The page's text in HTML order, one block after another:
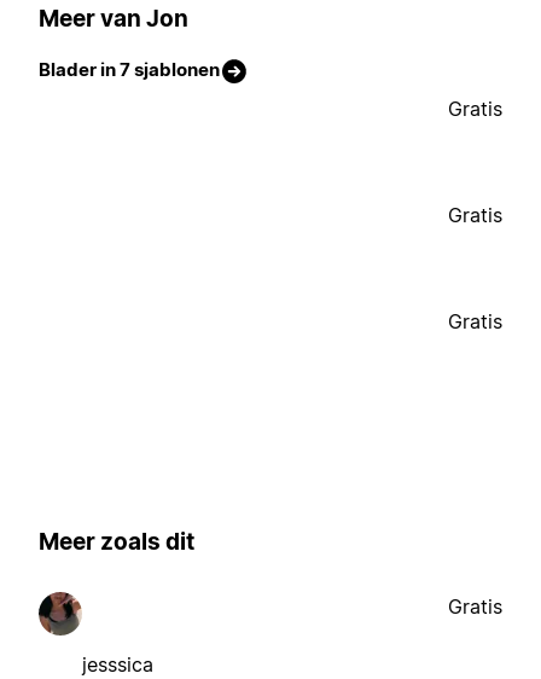
Meer van Jon
Blader in 7 sjablonen
Gratis
Gratis
Gratis
Meer zoals dit
jesssica
Gratis